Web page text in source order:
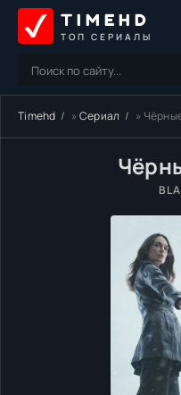
TIMEHD
ТОП СЕРИАЛЫ
Timehd »Сериал » Чёрные